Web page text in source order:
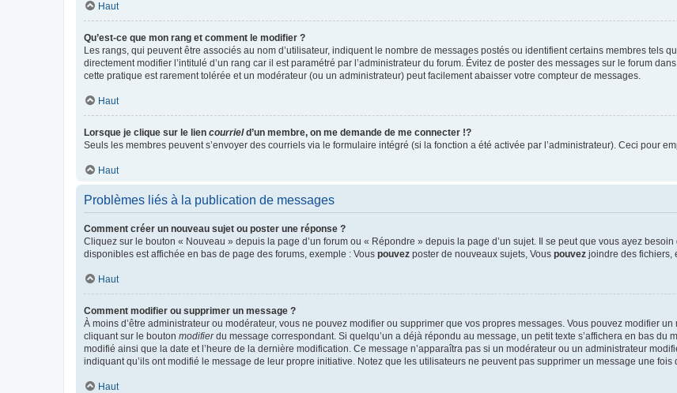
Haut
Qu’est-ce que mon rang et comment le modifier ?
Les rangs, qui peuvent être associés au nom d’utilisateur, indiquent le nombre de messages postés ou identifient certains membres tels
directement modifier l’intitulé d’un rang car il est paramétré par l’administrateur du forum. Évitez de poster des messages sur le forum
cette pratique est rarement tolérée et un modérateur (ou un administrateur) peut facilement abaisser votre compteur de messages.
Haut
Lorsque je clique sur le lien courrield’un membre, on me demande de me connecter !?
Seuls les membres peuvent s’envoyer des courriels via le formulaire intégré (si la fonction a été activée par l’administrateur). Ceci pour
Haut
Problèmes liés à la publication de messages
Comment créer un nouveau sujet ou poster une réponse ?
Cliquez sur le bouton « Nouveau » depuis la page d’un forum ou « Répondre » depuis la page d’un sujet. Il se peut que vous ayez
disponibles est affichée en bas de page des forums, exemple : Vous pouvez poster de nouveaux sujets, Vous pouvez joindre des fichiers,
Haut
Comment modifier ou supprimer un message ?
À moins d’être administrateur ou modérateur, vous ne pouvez modifier ou supprimer que vos propres messages. Vous pouvez modifier
cliquant sur le bouton modifierdu message correspondant. Si quelqu’un a déjà répondu au message, un petit texte s’affichera en bas du
modifié ainsi que la date et l’heure de la dernière modification. Ce message n’apparaîtra pas si un modérateur ou un administrateur
indiquant qu’ils ont modifié le message de leur propre initiative. Notez que les utilisateurs ne peuvent pas supprimer un message une fois
Haut